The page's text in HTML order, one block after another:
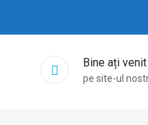
Bine ați venit
pe site-ul